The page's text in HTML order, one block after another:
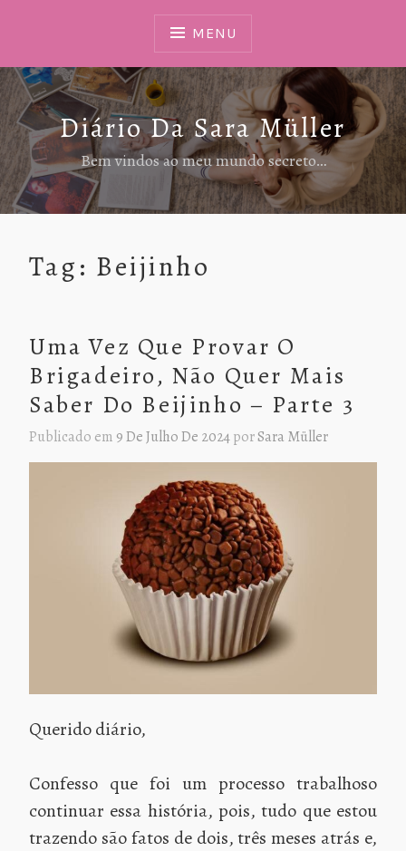
MENU
Diário Da Sara Müller
Bem vindos ao meu mundo secreto…
Tag: Beijinho
Uma Vez Que Provar O
Brigadeiro, Não Quer Mais
Saber Do Beijinho – Parte 3
Publicado em 9 De Julho De 2024porSara Müller
Querido diário,
Confesso que foi um processo trabalhoso
continuar essa história, pois, tudo que estou
trazendo são fatos de dois, três meses atrás e,